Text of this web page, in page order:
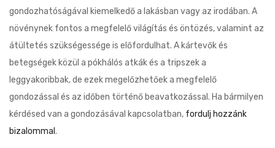
gondozhatóságával kiemelkedő a lakásban vagy az irodában. A
növénynek fontos a megfelelő világítás és öntözés, valamint az
átültetés szükségessége is előfordulhat. A kártevők és
betegségek közül a pókhálós atkák és a tripszek a
leggyakoribbak, de ezek megelőzhetőek a megfelelő
gondozással és az időben történő beavatkozással. Ha bármilyen
kérdésed van a gondozásával kapcsolatban, fordulj hozzánk
bizalommal .